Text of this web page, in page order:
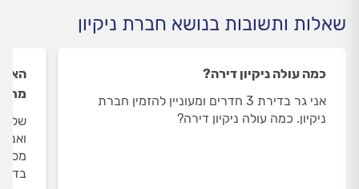
שאלות ותשובות בנושא חברת ניקיון
כמה עולה ניקיון דירה?
אני גר בדירת 3 חדרים ומעוניין להזמין חברת
ניקיון. כמה עולה ניקיון דירה?
האם